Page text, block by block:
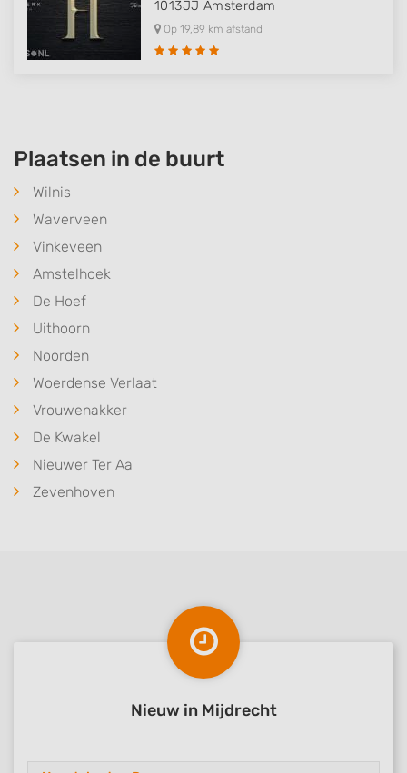
1013JJ Amsterdam
Op 19,89 km afstand
Plaatsen in de buurt
Wilnis
Waverveen
Vinkeveen
Amstelhoek
De Hoef
Uithoorn
Noorden
Woerdense Verlaat
Vrouwenakker
De Kwakel
Nieuwer Ter Aa
Zevenhoven
Nieuw in Mijdrecht